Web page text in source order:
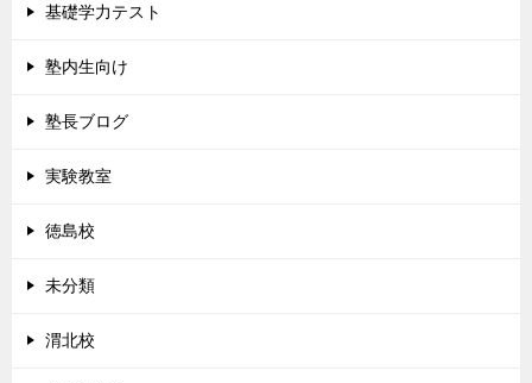
基礎学力テスト
塾内生向け
塾長ブログ
実験教室
徳島校
未分類
渭北校